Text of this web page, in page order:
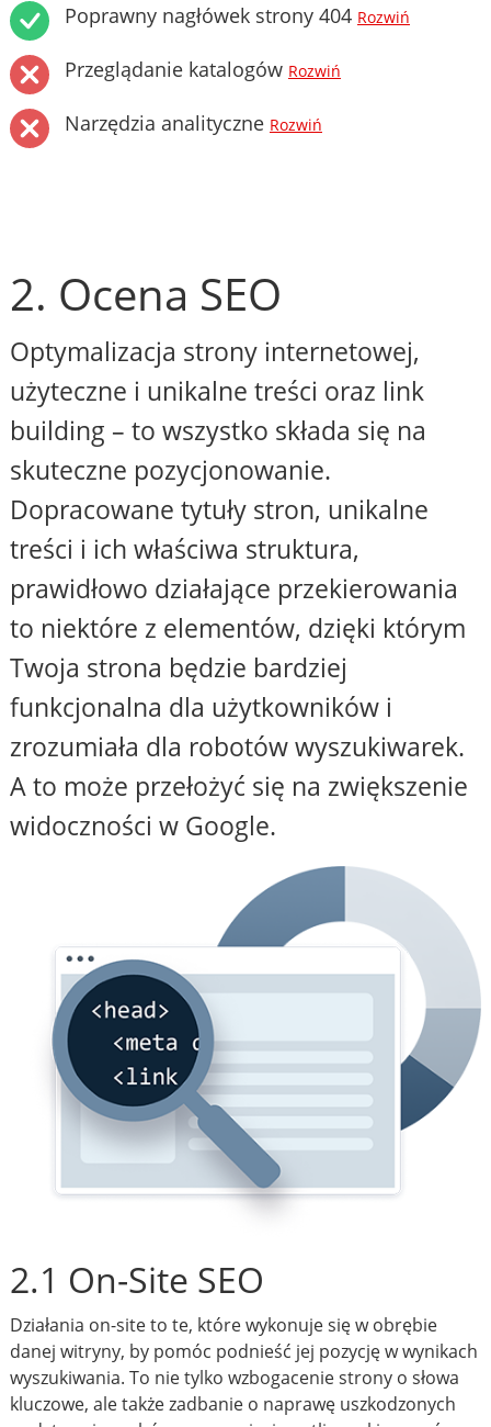
Poprawny nagłówek strony 404 Rozwiń
Przeglądanie katalogów Rozwiń
Narzędzia analityczne Rozwiń
2. Ocena SEO
Optymalizacja strony internetowej,
użyteczne i unikalne treści oraz link
building – to wszystko składa się na
skuteczne pozycjonowanie.
Dopracowane tytuły stron, unikalne
treści i ich właściwa struktura,
prawidłowo działające przekierowania
to niektóre z elementów, dzięki którym
Twoja strona będzie bardziej
funkcjonalna dla użytkowników i
zrozumiała dla robotów wyszukiwarek.
A to może przełożyć się na zwiększenie
widoczności w Google.
2.1 On-Site SEO
Działania on-site to te, które wykonuje się w obrębie
danej witryny, by pomóc podnieść jej pozycję w wynikach
wyszukiwania. To nie tylko wzbogacenie strony o słowa
kluczowe, ale także zadbanie o naprawę uszkodzonych